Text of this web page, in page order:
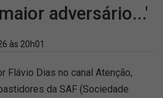
adversário...'
às 20h01
Flávio Dias no canal Atenção,
da SAF (Sociedade